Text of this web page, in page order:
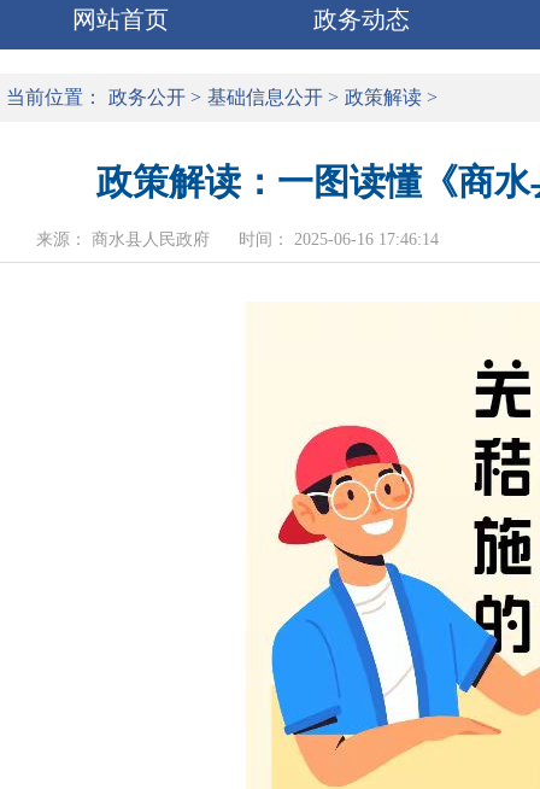
网站首页 政务动态
当前位置： 政务公开 > 基础信息公开 > 政策解读 >
政策解读：一图读懂《商
来源： 商水县人民政府 时间： 2025-06-16 17:46:14